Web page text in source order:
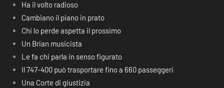
Ha il volto radioso
Cambiano il piano in prato
Chi lo perde aspetta il prossimo
Un Brian musicista
Le fa chi parla in senso figurato
Il 747-400 può trasportare fino a 660 passeggeri
Una Corte di giustizia